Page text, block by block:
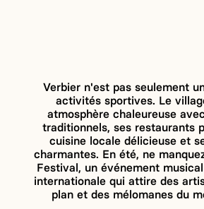
Verbier n'est pas seulement
activités sportives. Le
atmosphère chaleureuse
traditionnels, ses restaurants
cuisine locale délicieuse et
charmantes. En été, ne
Festival, un événement
internationale qui attire des
plan et des mélomanes du